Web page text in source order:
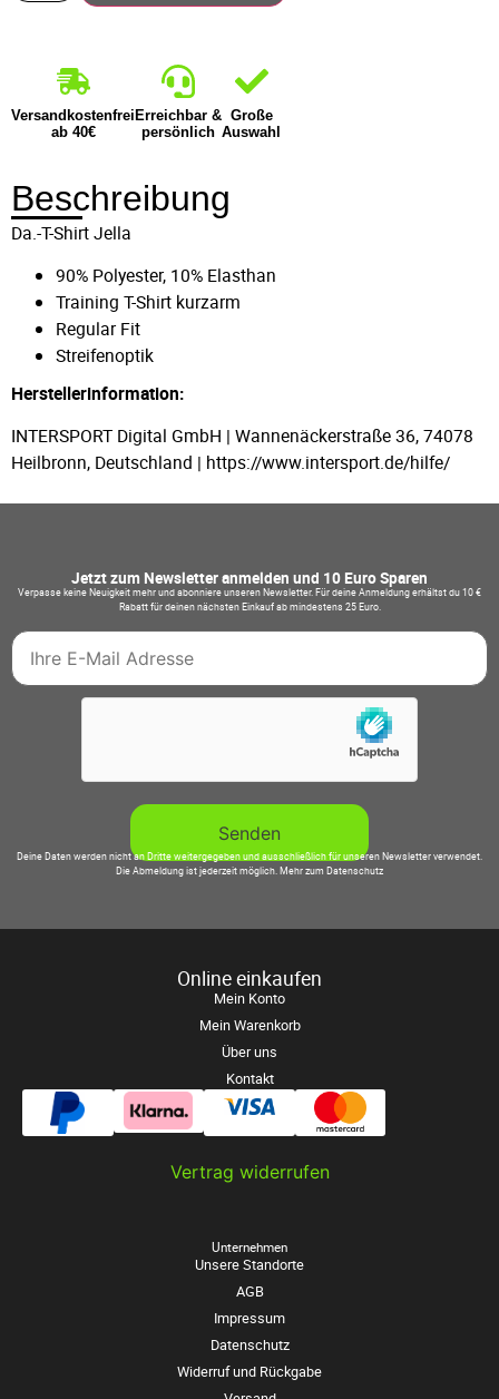
Versandkostenfrei
ab 40€
Erreichbar &
persönlich
Große
Auswahl
Beschreibung
Da.-T-Shirt Jella
90% Polyester, 10% Elasthan
Training T-Shirt kurzarm
Regular Fit
Streifenoptik
Herstellerinformation:
INTERSPORT Digital GmbH | Wannenäckerstraße 36, 74078
Heilbronn, Deutschland | https://www.intersport.de/hilfe/
Jetzt zum Newsletter anmelden und 10 Euro Sparen
Verpasse keine Neuigkeit mehr und abonniere unseren Newsletter. Für deine Anmeldung erhältst du 10 €
Rabatt für deinen nächsten Einkauf ab mindestens 25 Euro.
Deine Daten werden nicht an Dritte weitergegeben und ausschließlich für unseren Newsletter verwendet.
Die Abmeldung ist jederzeit möglich. Mehr zum Datenschutz
Online einkaufen
Mein Konto
Mein Warenkorb
Über uns
Kontakt
Vertrag widerrufen
Unternehmen
Unsere Standorte
AGB
Impressum
Datenschutz
Widerruf und Rückgabe